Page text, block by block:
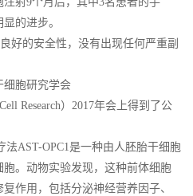
的进步。
好的安全性，没有出现任何严重副
细胞研究学会
Research）2017年会上得到了公
法AST-OPC1是一种由人胚胎干细胞
。动物实验发现，这种前体细胞
作用，包括分泌神经营养因子、